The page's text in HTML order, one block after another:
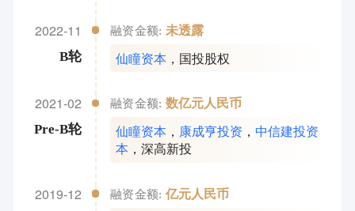
2022-11
B轮
融资金额: 未透露
仙瞳资本 ， 国投股权
2021-02
Pre-B轮
融资金额: 数亿元人民币
仙瞳资本 ， 康成亨投资 ，中信建投资
本 ，深高新投
2019-12 融资金额: 亿元人民币